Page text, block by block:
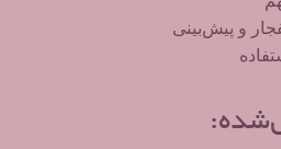
و پیش‌بینی